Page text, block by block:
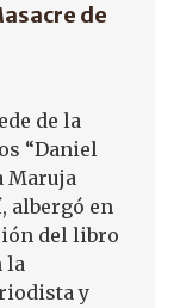
de
de la
“Daniel
Maruja
albergó en
del libro
la
y